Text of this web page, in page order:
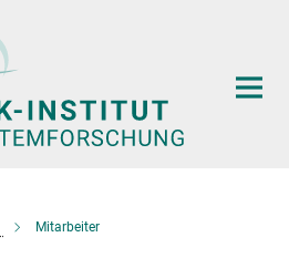
Mitarbeiter